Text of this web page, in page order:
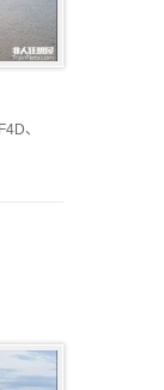
、